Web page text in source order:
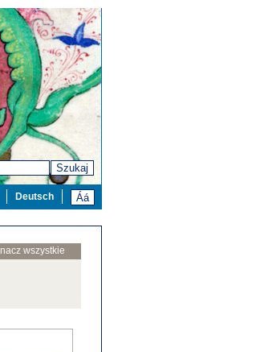
Szukaj
Deutsch
wszystkie